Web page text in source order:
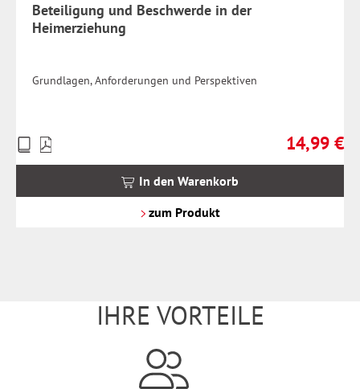
Beteiligung und Beschwerde in der
Heimerziehung
Grundlagen, Anforderungen und Perspektiven
Regulärer
14,99 €
Preise
inkl.
In den Warenkorb
zum Produkt
IHRE VORTEILE